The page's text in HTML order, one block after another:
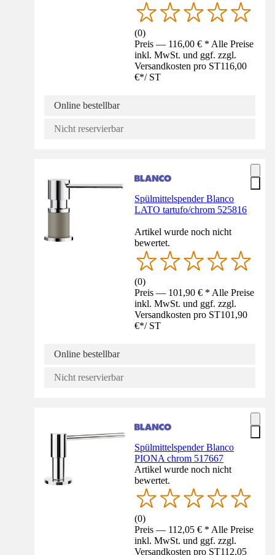
(0)
Preis — 116,00 € * Alle Preise
inkl. MwSt. und ggf. zzgl.
Versandkosten pro ST116,00
€*/ ST
Online bestellbar
Nicht reservierbar
Spülmittelspender Blanco
LATO tartufo/chrom 525816
Artikel wurde noch nicht
bewertet.
(0)
Preis — 101,90 € * Alle Preise
inkl. MwSt. und ggf. zzgl.
Versandkosten pro ST101,90
€*/ ST
Online bestellbar
Nicht reservierbar
Spülmittelspender Blanco
PIONA chrom 517667
Artikel wurde noch nicht
bewertet.
(0)
Preis — 112,05 € * Alle Preise
inkl. MwSt. und ggf. zzgl.
Versandkosten pro ST112,05